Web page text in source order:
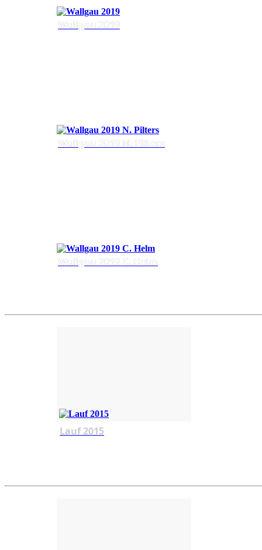
Wallgau 2019
Wallgau 2019 N. Pilters
Wallgau 2019 C. Helm
Lauf 2015